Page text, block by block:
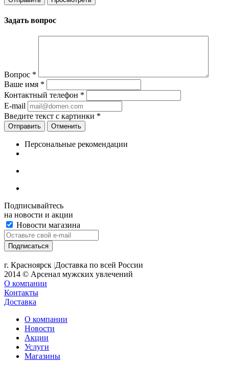
Задать вопрос
Вопрос *
Ваше имя *
Контактный телефон *
E-mail
Введите текст с картинки *
Отменить
Персональные рекомендации
Подписывайтесь
на новости и акции
Новости магазина
г. Красноярск |Доставка по всей России
2014 © Арсенал мужских увлечений
О компании
Контакты
Доставка
О компании
Новости
Акции
Услуги
Магазины